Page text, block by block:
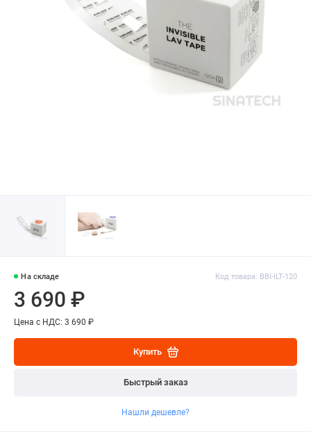
На складе Код товара: BBI-ILT-120
3 690 ₽
Цена с НДС: 3 690 ₽
Купить
Быстрый заказ
Нашли дешевле?